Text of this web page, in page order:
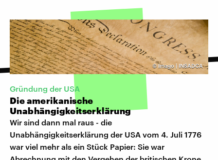
©Imago | INSADCA
Gründung der USA
Die amerikanische
Unabhängigkeitserklärung
Wir sind dann mal raus - die
Unabhängigkeitserklärung der USA vom 4. Juli 1776
war viel mehr als ein Stück Papier: Sie war